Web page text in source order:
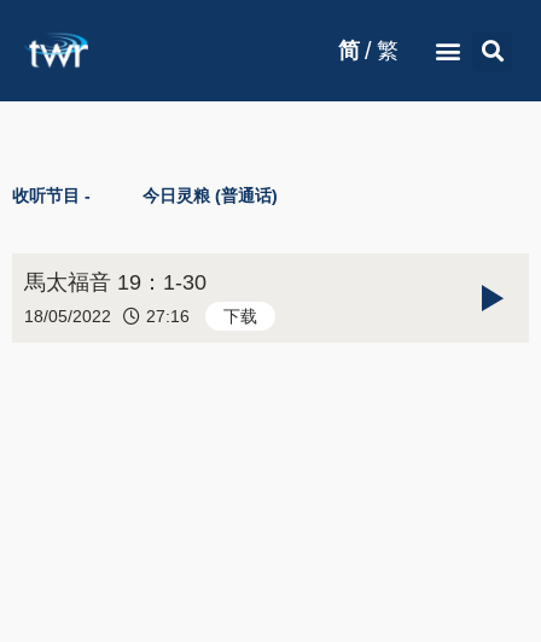
简 / 繁
收听节目 - 今日灵粮 (普通话)
馬太福音 19：1-30
18/05/2022 27:16 下载